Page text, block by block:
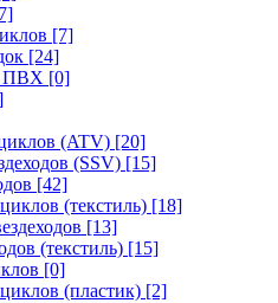
[7]
[24]
ПВХ [0]
(ATV) [20]
(SSV) [15]
[42]
(текстиль) [18]
[13]
(текстиль) [15]
[0]
(пластик) [2]